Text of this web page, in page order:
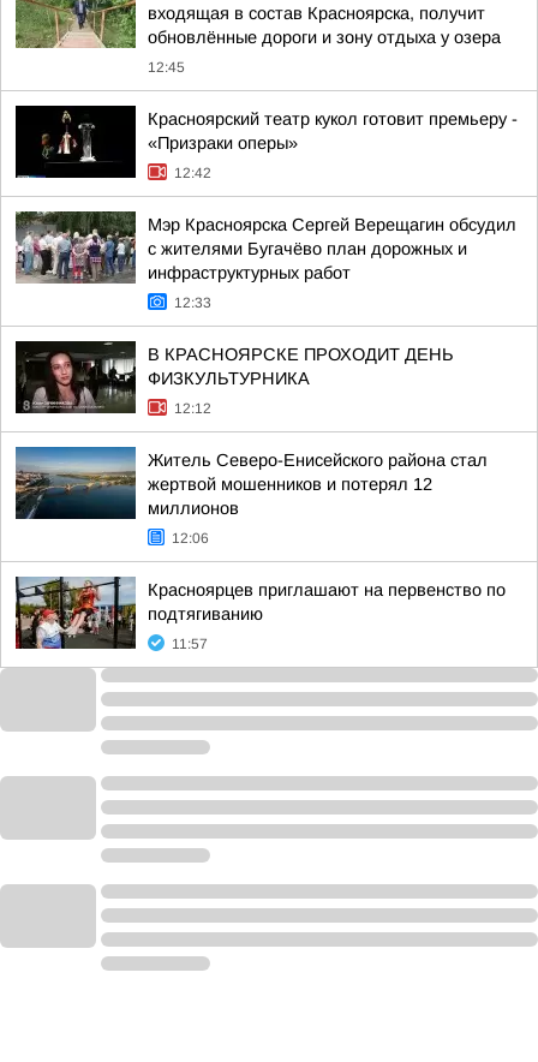
входящая в состав Красноярска, получит
обновлённые дороги и зону отдыха у озера
12:45
Красноярский театр кукол готовит премьеру -
«Призраки оперы»
12:42
Мэр Красноярска Сергей Верещагин обсудил
с жителями Бугачёво план дорожных и
инфраструктурных работ
12:33
В КРАСНОЯРСКЕ ПРОХОДИТ ДЕНЬ
ФИЗКУЛЬТУРНИКА
12:12
Житель Северо-Енисейского района стал
жертвой мошенников и потерял 12
миллионов
12:06
Красноярцев приглашают на первенство по
подтягиванию
11:57